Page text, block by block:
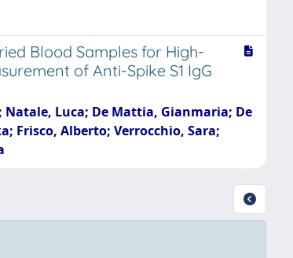
Blood Samples for High-
of Anti-Spike S1 IgG
Natale, Luca; De Mattia, Gianmaria; De
Frisco, Alberto; Verrocchio, Sara;